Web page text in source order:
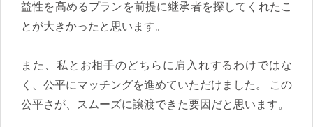
益性を高めるプランを前提に継承者を探してくれたこ
とが大きかったと思います。
また、私とお相手のどちらに肩入れするわけではな
く、公平にマッチングを進めていただけました。 この
公平さが、スムーズに譲渡できた要因だと思います。